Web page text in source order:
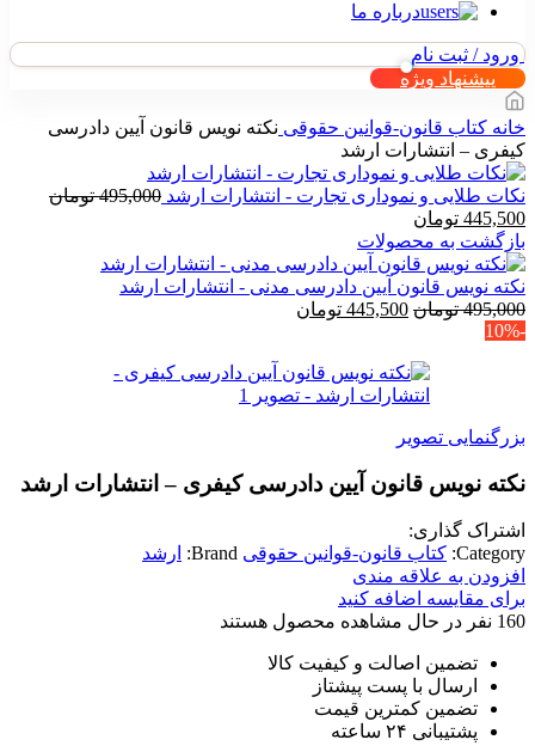
درباره ما
ورود / ثبت نام
پیشنهاد ویژه
خانه کتاب قانون-قوانین حقوقی نکته نویس قانون آیین دادرسی
کیفری – انتشارات ارشد
نکات طلایی و نموداری تجارت - انتشارات ارشد 495,000 تومان
قیمت
اصلی
495,000 تومان
بود.
445,500 تومان
فعلی
445,500 تومان
است.
بازگشت به محصولات
نکته نویس قانون آیین دادرسی مدنی - انتشارات ارشد
495,000 تومان قیمت
بود.
445,500 تومان
است.
-10%
بزرگنمایی تصویر
نکته نویس قانون آیین دادرسی کیفری – انتشارات ارشد
اشتراک گذاری:
Category: کتاب قانون-قوانین حقوقی Brand:
ارشد
افزودن به علاقه مندی
برای مقایسه اضافه کنید
160 نفر در حال مشاهده محصول هستند
تضمین اصالت و کیفیت کالا
ارسال با پست پیشتاز
تضمین کمترین قیمت
پشتیبانی ۲۴ ساعته